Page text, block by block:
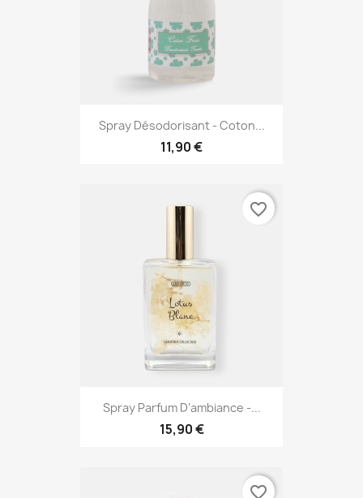
Spray Désodorisant - Coton...
11,90 €
Spray Parfum D’ambiance -...
15,90 €
favorite_border
favorite_border